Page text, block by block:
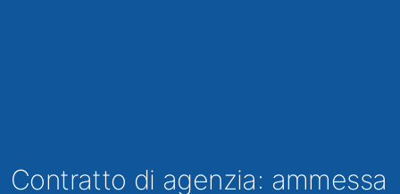
Contratto di agenzia: ammessa